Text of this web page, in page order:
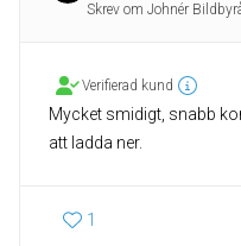
Skrev om Johnér
Verifierad kund
Mycket smidigt, snabb
att ladda ner.
1